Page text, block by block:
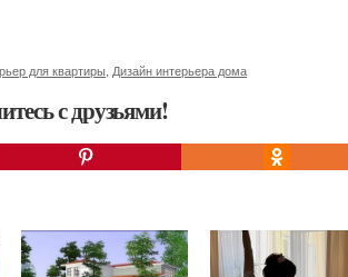
для квартиры Дизайн интерьера дома
с друзьями!